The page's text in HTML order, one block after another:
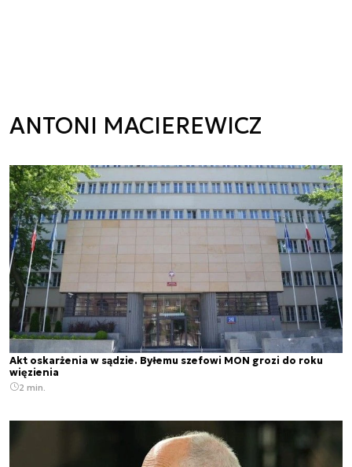
ANTONI MACIEREWICZ
Akt oskarżenia w sądzie. Byłemu szefowi MON grozi do roku
więzienia
2 min.